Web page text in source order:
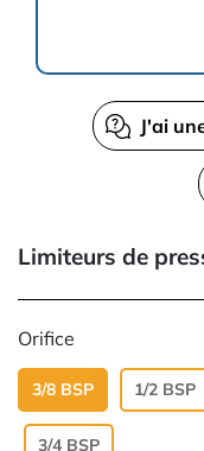
J'ai
Limiteurs de
Orifice
3/8 BSP 1/2 BSP
3/4 BSP